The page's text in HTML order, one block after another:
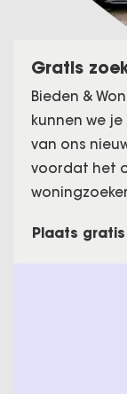
Gratis
Bieden &
kunnen we
van ons
voordat het
Plaats